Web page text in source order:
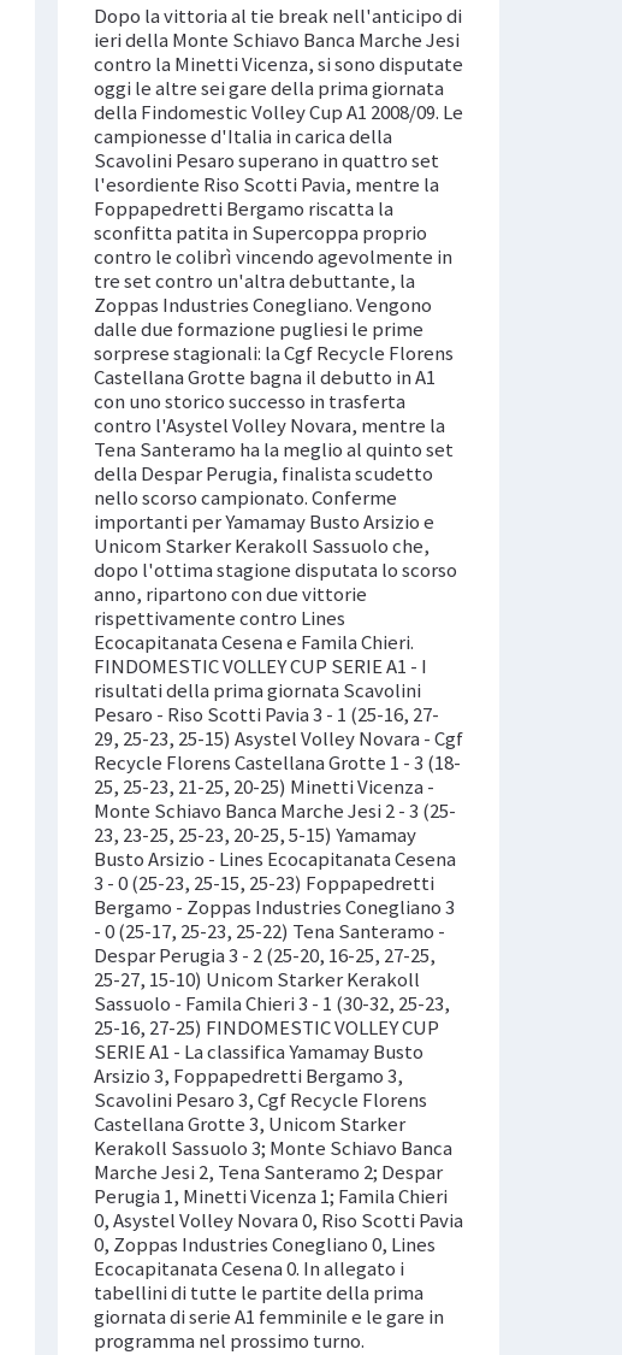
Dopo la vittoria al tie break nell'anticipo di
ieri della Monte Schiavo Banca Marche Jesi
contro la Minetti Vicenza, si sono disputate
oggi le altre sei gare della prima giornata
della Findomestic Volley Cup A1 2008/09. Le
campionesse d'Italia in carica della
Scavolini Pesaro superano in quattro set
l'esordiente Riso Scotti Pavia, mentre la
Foppapedretti Bergamo riscatta la
sconfitta patita in Supercoppa proprio
contro le colibrì vincendo agevolmente in
tre set contro un'altra debuttante, la
Zoppas Industries Conegliano. Vengono
dalle due formazione pugliesi le prime
sorprese stagionali: la Cgf Recycle Florens
Castellana Grotte bagna il debutto in A1
con uno storico successo in trasferta
contro l'Asystel Volley Novara, mentre la
Tena Santeramo ha la meglio al quinto set
della Despar Perugia, finalista scudetto
nello scorso campionato. Conferme
importanti per Yamamay Busto Arsizio e
Unicom Starker Kerakoll Sassuolo che,
dopo l'ottima stagione disputata lo scorso
anno, ripartono con due vittorie
rispettivamente contro Lines
Ecocapitanata Cesena e Famila Chieri.
FINDOMESTIC VOLLEY CUP SERIE A1 - I
risultati della prima giornata Scavolini
Pesaro - Riso Scotti Pavia 3 - 1 (25-16, 27-
29, 25-23, 25-15) Asystel Volley Novara - Cgf
Recycle Florens Castellana Grotte 1 - 3 (18-
25, 25-23, 21-25, 20-25) Minetti Vicenza -
Monte Schiavo Banca Marche Jesi 2 - 3 (25-
23, 23-25, 25-23, 20-25, 5-15) Yamamay
Busto Arsizio - Lines Ecocapitanata Cesena
3 - 0 (25-23, 25-15, 25-23) Foppapedretti
Bergamo - Zoppas Industries Conegliano 3
- 0 (25-17, 25-23, 25-22) Tena Santeramo -
Despar Perugia 3 - 2 (25-20, 16-25, 27-25,
25-27, 15-10) Unicom Starker Kerakoll
Sassuolo - Famila Chieri 3 - 1 (30-32, 25-23,
25-16, 27-25) FINDOMESTIC VOLLEY CUP
SERIE A1 - La classifica Yamamay Busto
Arsizio 3, Foppapedretti Bergamo 3,
Scavolini Pesaro 3, Cgf Recycle Florens
Castellana Grotte 3, Unicom Starker
Kerakoll Sassuolo 3; Monte Schiavo Banca
Marche Jesi 2, Tena Santeramo 2; Despar
Perugia 1, Minetti Vicenza 1; Famila Chieri
0, Asystel Volley Novara 0, Riso Scotti Pavia
0, Zoppas Industries Conegliano 0, Lines
Ecocapitanata Cesena 0. In allegato i
tabellini di tutte le partite della prima
giornata di serie A1 femminile e le gare in
programma nel prossimo turno.